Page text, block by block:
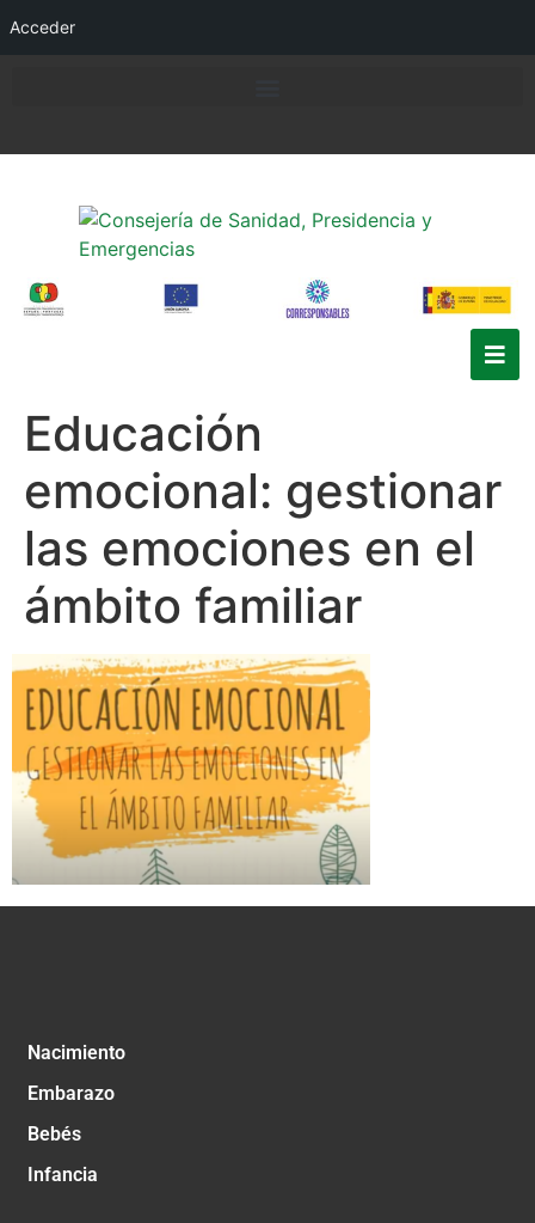
Acceder
Educación
emocional: gestionar
las emociones en el
ámbito familiar
Nacimiento
Embarazo
Bebés
Infancia